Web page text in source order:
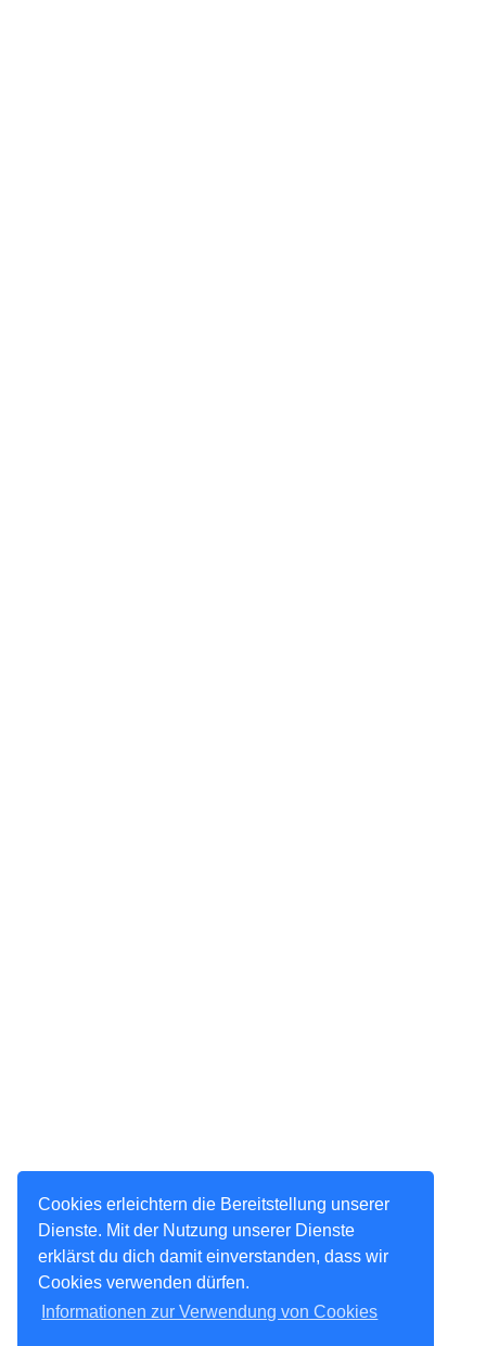
Cookies erleichtern die Bereitstellung unserer
Dienste. Mit der Nutzung unserer Dienste
erklärst du dich damit einverstanden, dass wir
Cookies verwenden dürfen.
Informationen zur Verwendung von Cookies